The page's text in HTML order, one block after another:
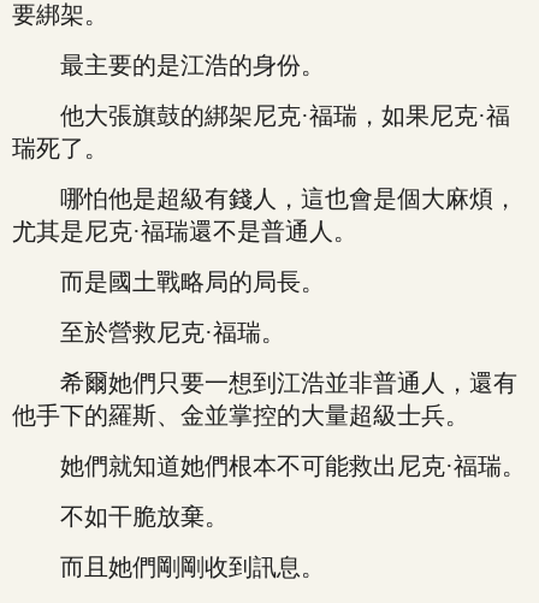
要綁架。
最主要的是江浩的身份。
他大張旗鼓的綁架尼克·福瑞，如果尼克·福
瑞死了。
哪怕他是超級有錢人，這也會是個大麻煩，
尤其是尼克·福瑞還不是普通人。
而是國土戰略局的局長。
至於營救尼克·福瑞。
希爾她們只要一想到江浩並非普通人，還有
他手下的羅斯、金並掌控的大量超級士兵。
她們就知道她們根本不可能救出尼克·福瑞。
不如干脆放棄。
而且她們剛剛收到訊息。